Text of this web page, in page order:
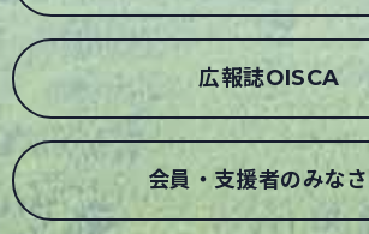
広報誌OISCA
会員・支援者のみな